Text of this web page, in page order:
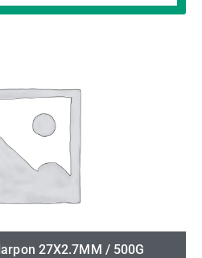
27X2.7MM / 500G